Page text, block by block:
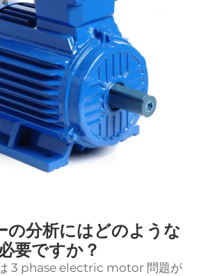
の分析にはどのような
要ですか？
3 phase electric motor 問題が